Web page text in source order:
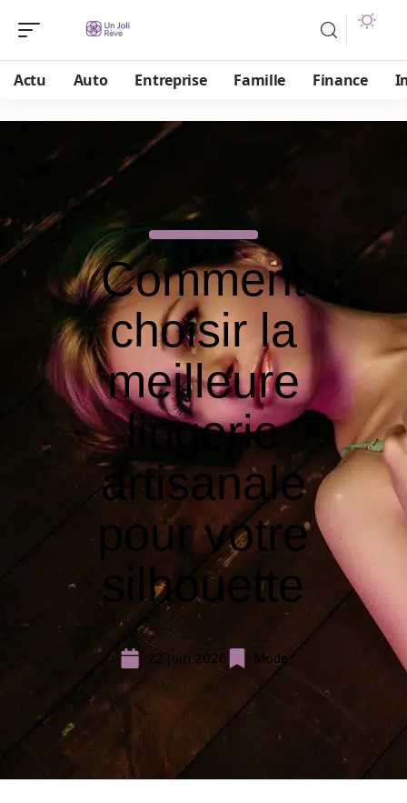
Actu Auto Entreprise Famille Finance
Comment
choisir la
meilleure
lingerie
artisanale
pour votre
silhouette
22 juin 2026 Mode